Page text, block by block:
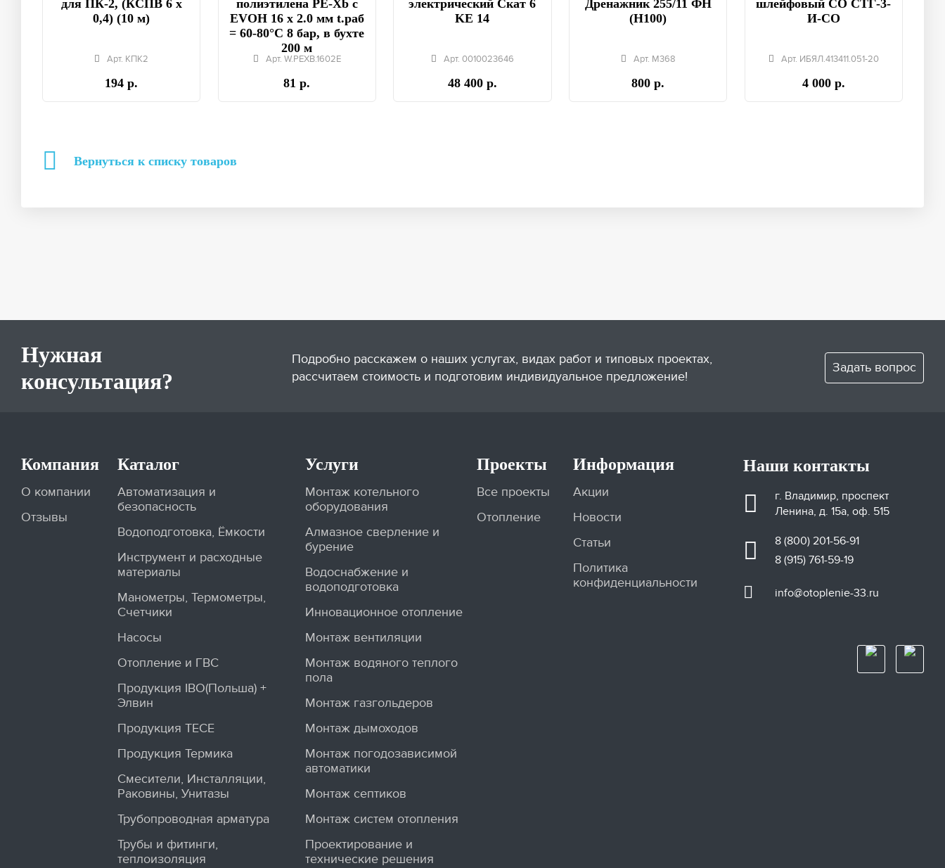
для ПК-2, (КСПВ 6 х
0,4) (10 м)
Арт. КПК2
194 р.
полиэтилена PE-Xb с
EVOH 16 x 2.0 мм t.раб
= 60-80°C 8 бар, в бухте
200 м
Арт. W.PEXB.1602E
81 р.
электрический Скат 6
KE 14
Арт. 0010023646
48 400 р.
Дренажник 255/11 ФН
(Н100)
Арт. М368
800 р.
шлейфовый СО СТГ-3-
И-СО
Арт. ИБЯЛ.413411.051-20
4 000 р.
Вернуться к списку товаров
Нужная
консультация?
Подробно расскажем о наших услугах, видах работ и типовых проектах,
рассчитаем стоимость и подготовим индивидуальное предложение!
Задать вопрос
Компания
О компании
Отзывы
Каталог
Автоматизация и
безопасность
Водоподготовка, Ёмкости
Инструмент и расходные
материалы
Манометры, Термометры,
Счетчики
Насосы
Отопление и ГВС
Продукция IBO(Польша) +
Элвин
Продукция TECE
Продукция Термика
Смесители, Инсталляции,
Раковины, Унитазы
Трубопроводная арматура
Трубы и фитинги,
теплоизоляция
Услуги
Монтаж котельного
оборудования
Алмазное сверление и
бурение
Водоснабжение и
водоподготовка
Инновационное отопление
Монтаж вентиляции
Монтаж водяного теплого
пола
Монтаж газгольдеров
Монтаж дымоходов
Монтаж погодозависимой
автоматики
Монтаж септиков
Монтаж систем отопления
Проектирование и
технические решения
Проекты
Все проекты
Отопление
Информация
Акции
Новости
Статьи
Политика
конфиденциальности
Наши контакты
г. Владимир, проспект
Ленина, д. 15а, оф. 515
8 (800) 201-56-91
8 (915) 761-59-19
info@otoplenie-33.ru